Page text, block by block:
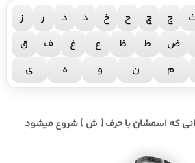
ج چ ح خ د ذ ر
ز
ض ط ظ ع غ ف
ق
م ن و ه ی
که اسمشان با حرف [ ش ] شروع میشود